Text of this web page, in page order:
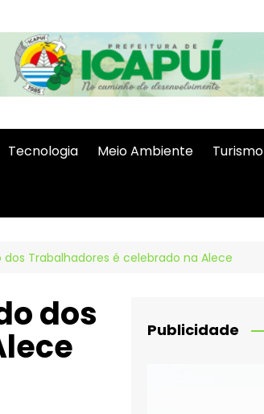
Tecnologia Meio Ambiente Turismo
Trabalhadores é celebrado na Alece
dos Publicidade